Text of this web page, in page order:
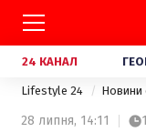
24 КАНАЛ
Lifestyle 24 Новини
28 липня, 14:11 1